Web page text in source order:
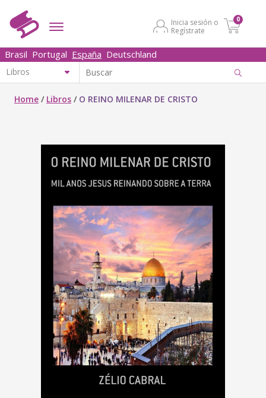
Inicia sesión o
Regístrate
0
Brasil Portugal España Deutschland
Home / Libros / O REINO MILENAR DE CRISTO